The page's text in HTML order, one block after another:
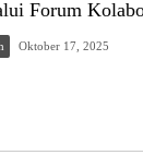
Forum
Oktober 17, 2025